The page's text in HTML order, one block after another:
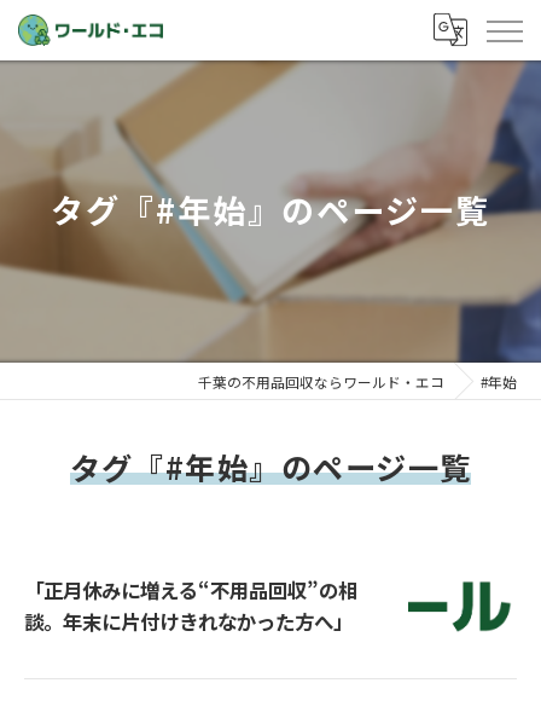
タグ『#年始』のページ一覧
千葉の不用品回収ならワールド・エコ #年始
タグ『#年始』のページ一覧
「正月休みに増える“不用品回収”の相
談。年末に片付けきれなかった方へ」